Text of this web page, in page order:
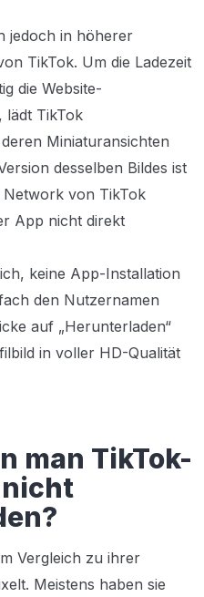
jedoch in höherer
TikTok. Um die Ladezeit
die Website-
lädt TikTok
Miniaturansichten
desselben Bildes ist
von TikTok
App nicht direkt
keine App-Installation
den Nutzernamen
auf „Herunterladen“
in voller HD-Qualität
man TikTok-
Vergleich zu ihrer
Meistens haben sie